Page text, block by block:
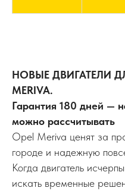
НОВЫЕ ДВИГАТЕЛИ
MERIVA.
Гарантия 180 дней —
можно рассчитывать
Opel Meriva ценят за
городе и надежную
Когда двигатель
искать временные